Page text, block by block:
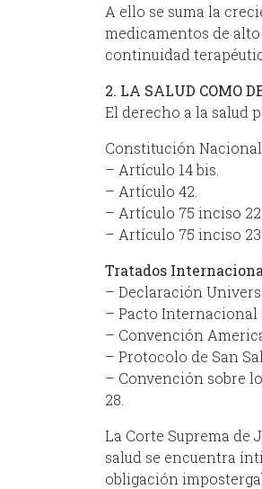
A ello se suma la
medicamentos de
continuidad
2. LA SALUD COMO
El derecho a la salud
Constitución Nacional
– Artículo 14 bis.
– Artículo 42.
– Artículo 75 inciso 22.
– Artículo 75 inciso 23.
Tratados
– Declaración
– Pacto Internacional
– Convención
– Protocolo de San
– Convención sobre
28.
La Corte Suprema de
salud se encuentra
obligación